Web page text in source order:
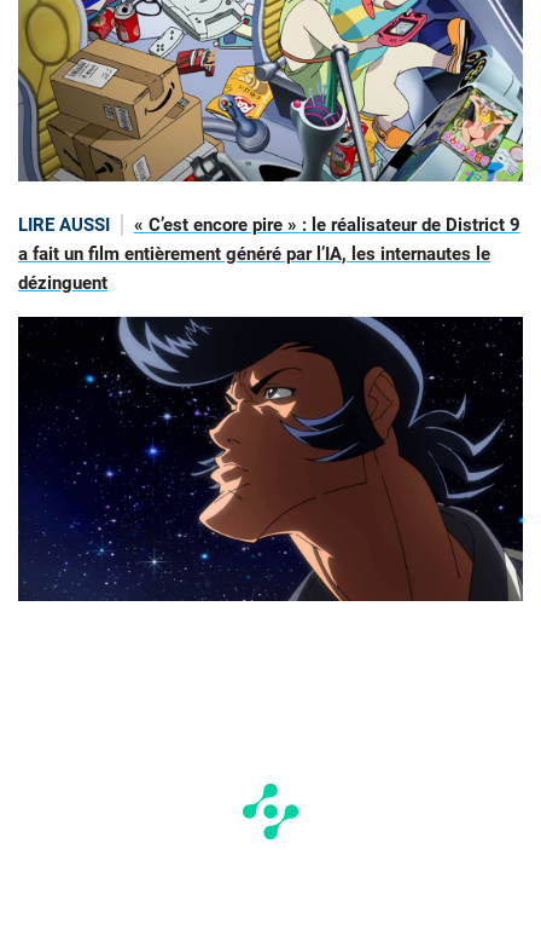
LIRE AUSSI
« C’est encore pire » : le réalisateur de District 9
a fait un film entièrement généré par l’IA, les internautes le
dézinguent